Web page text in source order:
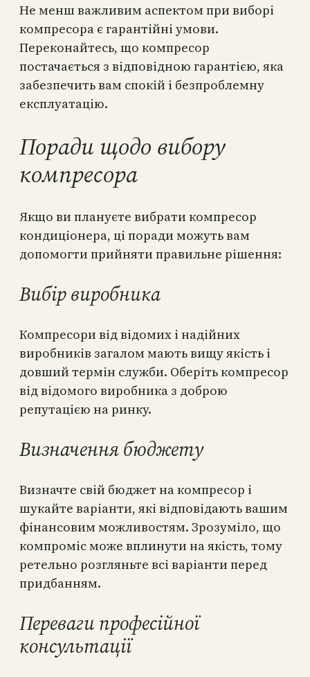
Не менш важливим аспектом при виборі
компресора є гарантійні умови.
Переконайтесь, що компресор
постачається з відповідною гарантією, яка
забезпечить вам спокій і безпроблемну
експлуатацію.
Поради щодо вибору
компресора
Якщо ви плануєте вибрати компресор
кондиціонера, ці поради можуть вам
допомогти прийняти правильне рішення:
Вибір виробника
Компресори від відомих і надійних
виробників загалом мають вищу якість і
довший термін служби. Оберіть компресор
від відомого виробника з доброю
репутацією на ринку.
Визначення бюджету
Визначте свій бюджет на компресор і
шукайте варіанти, які відповідають вашим
фінансовим можливостям. Зрозуміло, що
компроміс може вплинути на якість, тому
ретельно розгляньте всі варіанти перед
придбанням.
Переваги професійної
консультації